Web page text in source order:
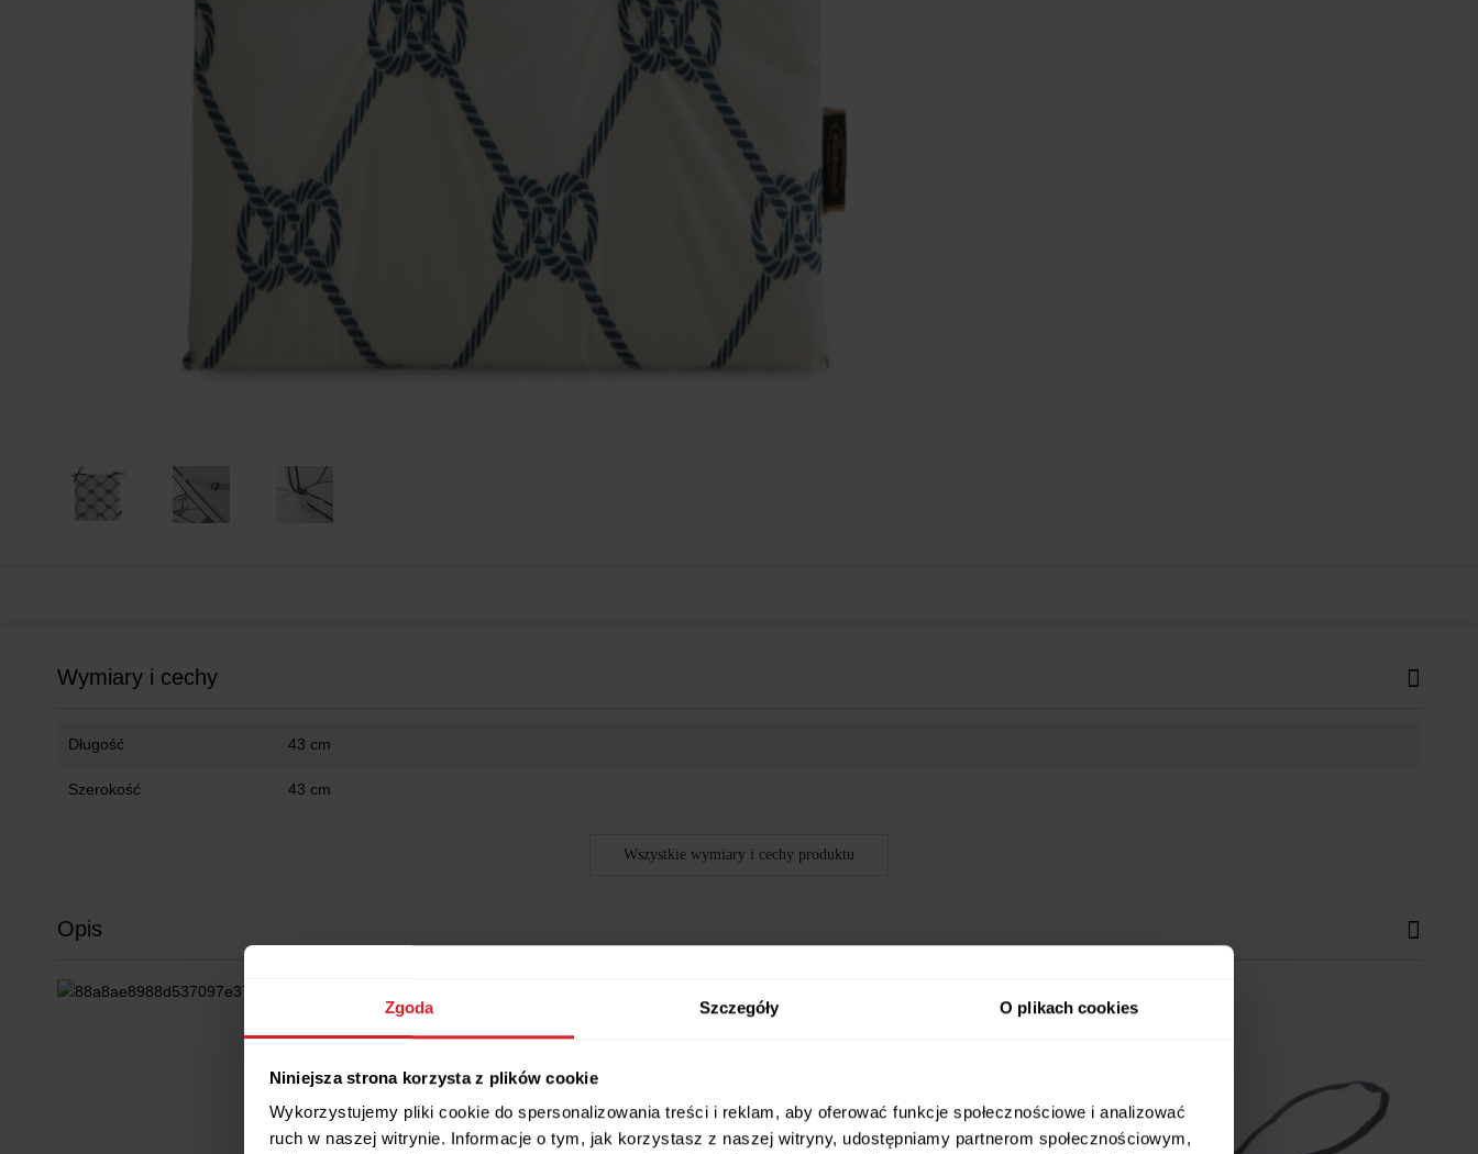
Zgoda Szczegóły O plikach cookies
Niniejsza strona korzysta z plików cookie
Wykorzystujemy pliki cookie do spersonalizowania treści i reklam, aby oferować funkcje społecznościowe i analizować
ruch w naszej witrynie. Informacje o tym, jak korzystasz z naszej witryny, udostępniamy partnerom społecznościowym,
Wymiary i cechy
Długość 43 cm
Szerokość 43 cm
Wszystkie wymiary i cechy produktu
Opis